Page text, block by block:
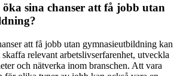
sina chanser att få jobb utan
att få jobb utan gymnasieutbildning kan
relevant arbetslivserfarenhet, utveckla
och nätverka inom branschen. Att vara